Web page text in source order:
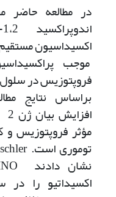
در مطالعه حاضر
موجب
فروپتوزیس در
بر‌اساس نتایج
مؤثر فروپتوزیس